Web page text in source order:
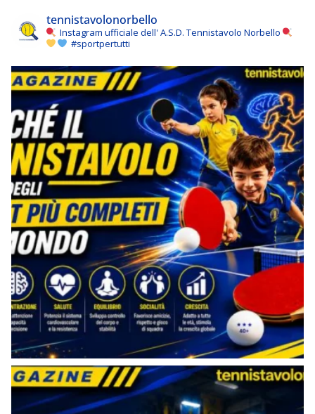
tennistavolonorbello
Instagram ufficiale dell' A.S.D. Tennistavolo Norbello
#sportpertutti